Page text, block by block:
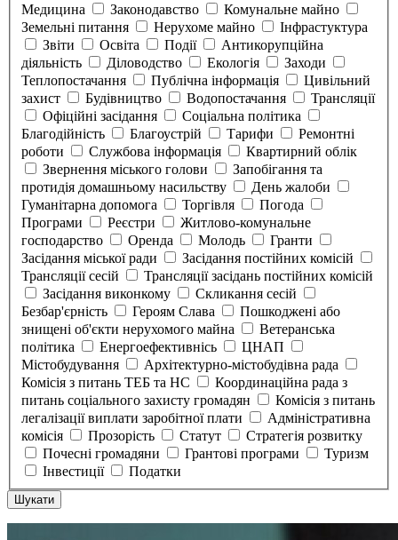
Медицина
Законодавство
Комунальне майно
Земельні питання
Нерухоме майно
Інфрастуктура
Звіти
Освіта Події
Антикорупційна
діяльність
Діловодство Екологія
Заходи
Теплопостачання
Публічна інформація
Цивільний
захист
Будівництво Водопостачання
Трансляції
Офіційні засідання
Соціальна політика
Благодійність
Благоустрій Тарифи
Ремонтні
роботи
Службова інформація
Квартирний облік
Звернення міського голови
Запобігання та
протидія домашньому насильству
День жалоби
Гуманітарна допомога
Торгівля
Погода
Програми
Реєстри
Житлово-комунальне
господарство
Оренда Молодь
Гранти
Засідання міської ради
Засідання постійних комісій
Трансляції сесій
Трансляції засідань постійних комісій
Засідання виконкому
Скликання сесій
Безбар'єрність
Героям Слава
Пошкоджені або
знищені об'єкти нерухомого майна
Ветеранська
політика
Енергоефективнісь
ЦНАП
Містобудування
Архітектурно-містобудівна рада
Комісія з питань ТЕБ та НС
Координаційна рада з
питань соціального захисту громадян
Комісія з питань
легалізації виплати заробітної плати
Адміністративна
комісія
Прозорість Статут
Стратегія розвитку
Почесні громадяни
Грантові програми
Туризм
Інвестиції
Податки
Шукати